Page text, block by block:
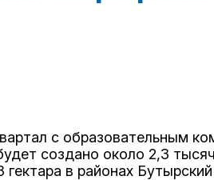
с образовательным
создано около 2,3
в районах